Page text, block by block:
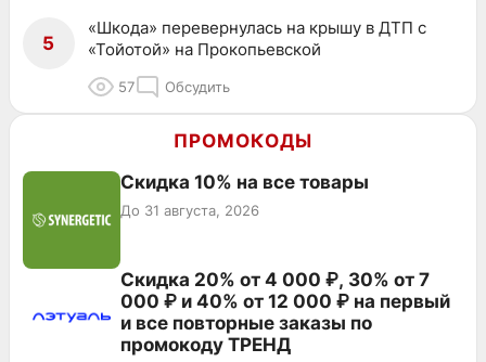
5
«Шкода» перевернулась на крышу в ДТП с
«Тойотой» на Прокопьевской
57 Обсудить
ПРОМОКОДЫ
Скидка 10% на все товары
До 31 августа, 2026
Скидка 20% от 4 000 ₽, 30% от 7
000 ₽ и 40% от 12 000 ₽ на первый
и все повторные заказы по
промокоду ТРЕНД